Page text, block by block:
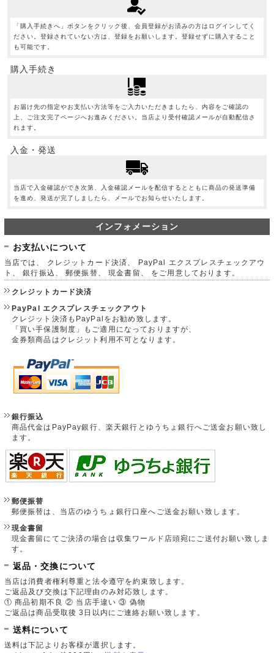
「購入手続きへ」ボタンをクリック後、会員登録がお済みの方はログインしてく
ださい。登録されていない方は、登録をお願いします。登録せずに購入すること
も可能です。
購入手続き
お届け先の指定やお支払い方法等をご入力いただきましたら、内容をご確認の
上、ご注文完了ページへお進みください。当店より受付確認メールが自動配信さ
れます。
入金・発送
当店で入金確認ができ次第、入金確認メールを配信するとともに商品の発送準備
を進め、発送が完了しましたら、メールでお知らせいたします。
インフォメーション
お支払いについて
当店では、 クレジットカード決済、 PayPal エクスプレスチェックアウ
ト、 銀行振込、 郵便振替、 現金書留、 をご用意しております。
クレジットカード決済
PayPal エクスプレスチェックアウト
クレジット決済もPayPalをお勧め致します。
「買い手保護制度」もご適用になっておりますが、
金券類商品はクレジット利用不可となります。
銀行振込
商品代金はPayPay銀行、楽天銀行とゆうちょ銀行へご送金お願い致し
ます。
郵便振替
郵便振替は、当店のゆうちょ銀行口座へご送金お願い致します。
現金書留
現金書留にてご決済の場合は収集ワールド店頭宛にご送付お願い致しま
す。
返品・交換について
当店は消費者権利尊重と法令遵守を約束致します。
ご返品及び交換は下記理由のみ対応致します。
① 商品初期不良 ② 当店手違い ③ 偽物
ご返品は商品受取後 3日以内にご連絡お願い致します。
送料について
送料は下記よりお客様が選択します。